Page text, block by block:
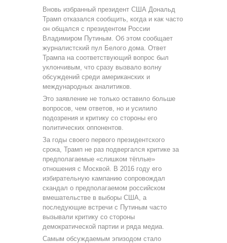
Вновь избранный президент США Дональд
Трамп отказался сообщить, когда и как часто
он общался с президентом России
Владимиром Путиным. Об этом сообщает
журналистский пул Белого дома. Ответ
Трампа на соответствующий вопрос был
уклончивым, что сразу вызвало волну
обсуждений среди американских и
международных аналитиков.
Это заявление не только оставило больше
вопросов, чем ответов, но и усилило
подозрения и критику со стороны его
политических оппонентов.
За годы своего первого президентского
срока, Трамп не раз подвергался критике за
предполагаемые «слишком тёплые»
отношения с Москвой. В 2016 году его
избирательную кампанию сопровождал
скандал о предполагаемом российском
вмешательстве в выборы США, а
последующие встречи с Путиным часто
вызывали критику со стороны
демократической партии и ряда медиа.
Самым обсуждаемым эпизодом стало